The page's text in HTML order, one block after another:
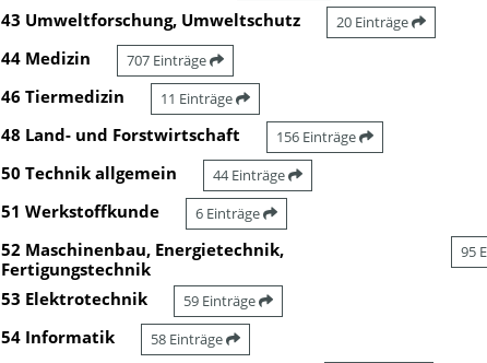
43 Umweltforschung, Umweltschutz 20 Einträge
44 Medizin 707 Einträge
46 Tiermedizin 11 Einträge
48 Land- und Forstwirtschaft 156 Einträge
50 Technik allgemein 44 Einträge
51 Werkstoffkunde 6 Einträge
52 Maschinenbau, Energietechnik,
Fertigungstechnik
95
53 Elektrotechnik 59 Einträge
54 Informatik 58 Einträge